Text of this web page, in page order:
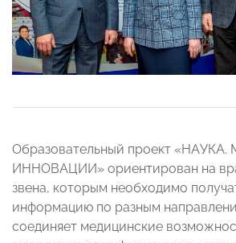
Образовательный проект
ИННОВАЦИИ» ориентирован на
звена, которым необходимо
информацию по разным
соединяет медицинские